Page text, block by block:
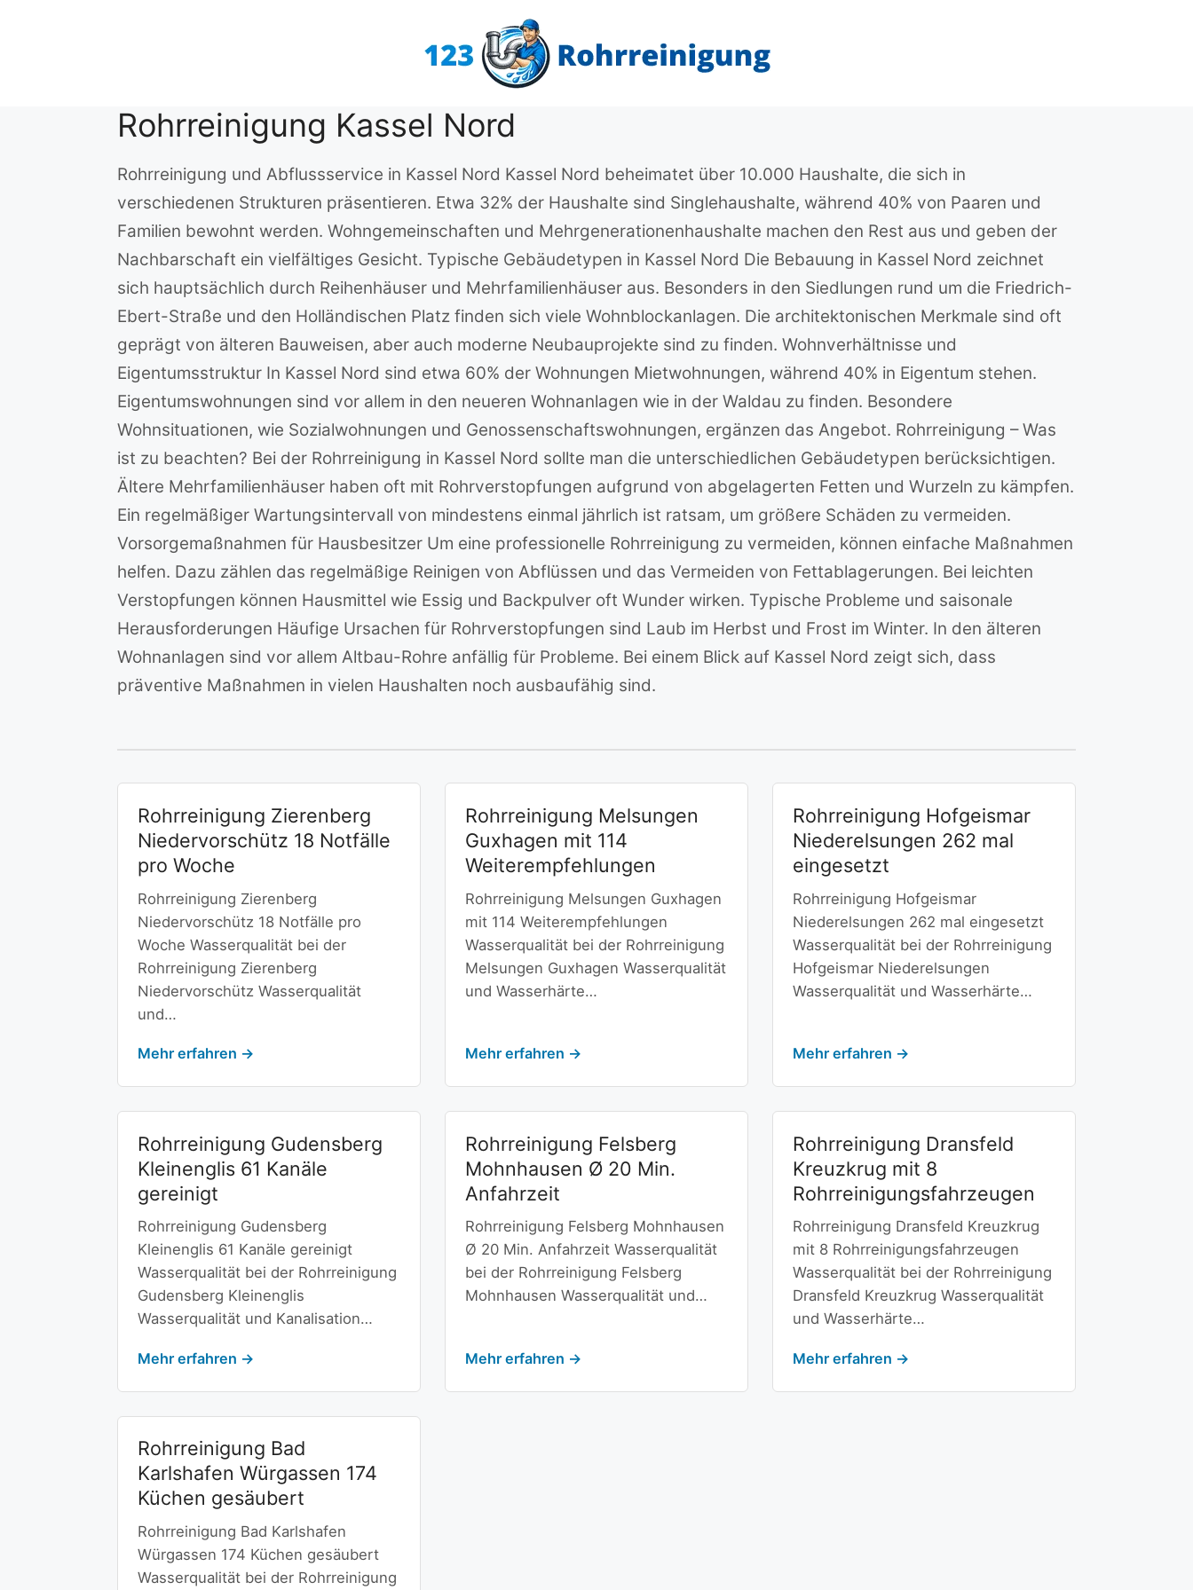
Rohrreinigung Kassel Nord
Rohrreinigung und Abflussservice in Kassel Nord Kassel Nord beheimatet über 10.000 Haushalte, die sich in
verschiedenen Strukturen präsentieren. Etwa 32% der Haushalte sind Singlehaushalte, während 40% von Paaren und
Familien bewohnt werden. Wohngemeinschaften und Mehrgenerationenhaushalte machen den Rest aus und geben der
Nachbarschaft ein vielfältiges Gesicht. Typische Gebäudetypen in Kassel Nord Die Bebauung in Kassel Nord zeichnet
sich hauptsächlich durch Reihenhäuser und Mehrfamilienhäuser aus. Besonders in den Siedlungen rund um die Friedrich-
Ebert-Straße und den Holländischen Platz finden sich viele Wohnblockanlagen. Die architektonischen Merkmale sind oft
geprägt von älteren Bauweisen, aber auch moderne Neubauprojekte sind zu finden. Wohnverhältnisse und
Eigentumsstruktur In Kassel Nord sind etwa 60% der Wohnungen Mietwohnungen, während 40% in Eigentum stehen.
Eigentumswohnungen sind vor allem in den neueren Wohnanlagen wie in der Waldau zu finden. Besondere
Wohnsituationen, wie Sozialwohnungen und Genossenschaftswohnungen, ergänzen das Angebot. Rohrreinigung – Was
ist zu beachten? Bei der Rohrreinigung in Kassel Nord sollte man die unterschiedlichen Gebäudetypen berücksichtigen.
Ältere Mehrfamilienhäuser haben oft mit Rohrverstopfungen aufgrund von abgelagerten Fetten und Wurzeln zu kämpfen.
Ein regelmäßiger Wartungsintervall von mindestens einmal jährlich ist ratsam, um größere Schäden zu vermeiden.
Vorsorgemaßnahmen für Hausbesitzer Um eine professionelle Rohrreinigung zu vermeiden, können einfache Maßnahmen
helfen. Dazu zählen das regelmäßige Reinigen von Abflüssen und das Vermeiden von Fettablagerungen. Bei leichten
Verstopfungen können Hausmittel wie Essig und Backpulver oft Wunder wirken. Typische Probleme und saisonale
Herausforderungen Häufige Ursachen für Rohrverstopfungen sind Laub im Herbst und Frost im Winter. In den älteren
Wohnanlagen sind vor allem Altbau-Rohre anfällig für Probleme. Bei einem Blick auf Kassel Nord zeigt sich, dass
präventive Maßnahmen in vielen Haushalten noch ausbaufähig sind.
Rohrreinigung Zierenberg
Niedervorschütz 18 Notfälle
pro Woche
Rohrreinigung Zierenberg
Niedervorschütz 18 Notfälle pro
Woche Wasserqualität bei der
Rohrreinigung Zierenberg
Niedervorschütz Wasserqualität
und…
Mehr erfahren →
Rohrreinigung Melsungen
Guxhagen mit 114
Weiterempfehlungen
Rohrreinigung Melsungen Guxhagen
mit 114 Weiterempfehlungen
Wasserqualität bei der Rohrreinigung
Melsungen Guxhagen Wasserqualität
und Wasserhärte…
Mehr erfahren →
Rohrreinigung Hofgeismar
Niederelsungen 262 mal
eingesetzt
Rohrreinigung Hofgeismar
Niederelsungen 262 mal eingesetzt
Wasserqualität bei der Rohrreinigung
Hofgeismar Niederelsungen
Wasserqualität und Wasserhärte…
Mehr erfahren →
Rohrreinigung Gudensberg
Kleinenglis 61 Kanäle
gereinigt
Rohrreinigung Gudensberg
Kleinenglis 61 Kanäle gereinigt
Wasserqualität bei der Rohrreinigung
Gudensberg Kleinenglis
Wasserqualität und Kanalisation…
Mehr erfahren →
Rohrreinigung Felsberg
Mohnhausen Ø 20 Min.
Anfahrzeit
Rohrreinigung Felsberg Mohnhausen
Ø 20 Min. Anfahrzeit Wasserqualität
bei der Rohrreinigung Felsberg
Mohnhausen Wasserqualität und…
Mehr erfahren →
Rohrreinigung Dransfeld
Kreuzkrug mit 8
Rohrreinigungsfahrzeugen
Rohrreinigung Dransfeld Kreuzkrug
mit 8 Rohrreinigungsfahrzeugen
Wasserqualität bei der Rohrreinigung
Dransfeld Kreuzkrug Wasserqualität
und Wasserhärte…
Mehr erfahren →
Rohrreinigung Bad
Karlshafen Würgassen 174
Küchen gesäubert
Rohrreinigung Bad Karlshafen
Würgassen 174 Küchen gesäubert
Wasserqualität bei der Rohrreinigung